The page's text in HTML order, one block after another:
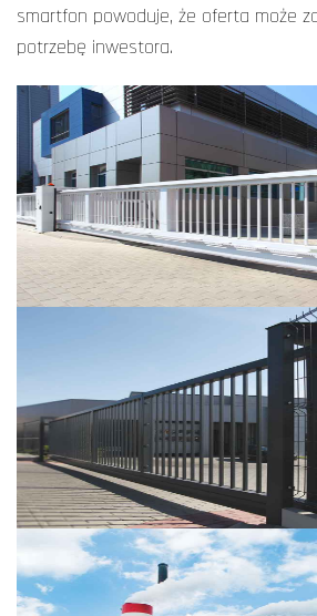
smartfon powoduje, że oferta może
potrzebę inwestora.